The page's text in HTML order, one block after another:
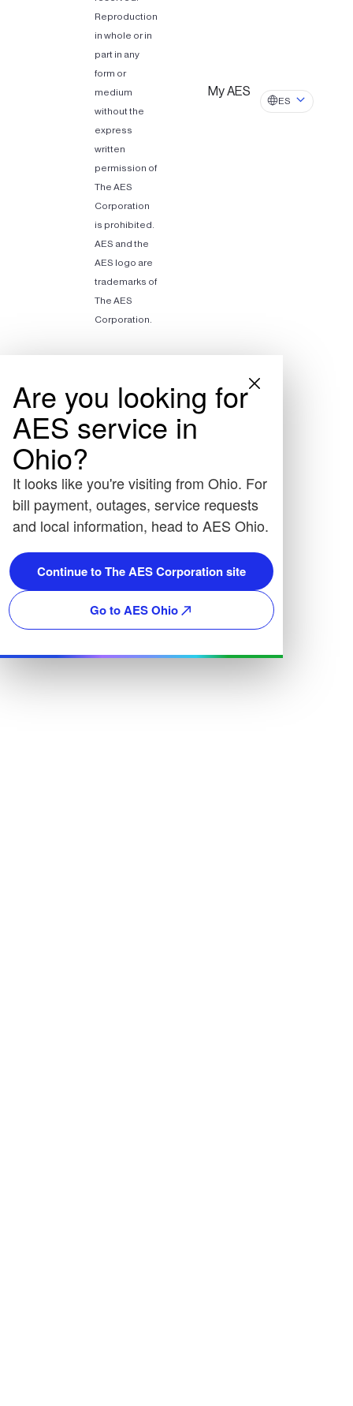
Reproduction
in whole or in
part in any
form or
medium
without the
express
written
permission of
The AES
Corporation
is prohibited.
AES and the
AES logo are
trademarks of
The AES
Corporation.
My AES
ES
Are you looking for
AES service in
Ohio?
It looks like you're visiting from Ohio. For
bill payment, outages, service requests
and local information, head to AES Ohio.
Continue to The AES Corporation site
Go to AES Ohio